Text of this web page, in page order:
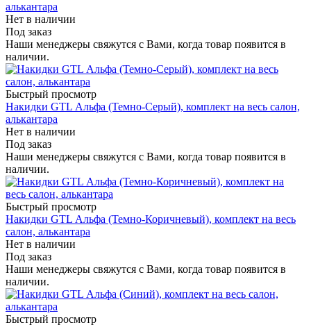
алькантара
Нет в наличии
Под заказ
Наши менеджеры свяжутся с Вами, когда товар появится в
наличии.
Быстрый просмотр
Накидки GTL Альфа (Темно-Серый), комплект на весь салон,
алькантара
Нет в наличии
Под заказ
Наши менеджеры свяжутся с Вами, когда товар появится в
наличии.
Быстрый просмотр
Накидки GTL Альфа (Темно-Коричневый), комплект на весь
салон, алькантара
Нет в наличии
Под заказ
Наши менеджеры свяжутся с Вами, когда товар появится в
наличии.
Быстрый просмотр